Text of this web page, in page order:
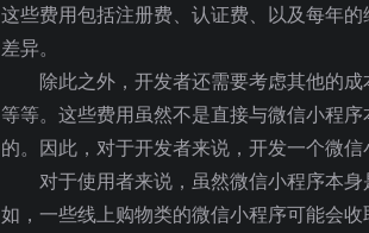
这些费用包括注册费、认证费、以及每年
差异。
除此之外，开发者还需要考虑其他的
等等。这些费用虽然不是直接与微信小程
的。因此，对于开发者来说，开发一个微信
对于使用者来说，虽然微信小程序本
如，一些线上购物类的微信小程序可能会